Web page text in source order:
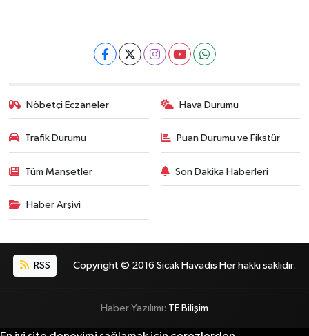
Nöbetçi Eczaneler Hava Durumu
Trafik Durumu Puan Durumu ve Fikstür
Tüm Manşetler Son Dakika Haberleri
Haber Arşivi
RSS Copyright © 2016 Sıcak Havadis Her hakkı saklıdır.
Haber Yazılımı: TE Bilişim